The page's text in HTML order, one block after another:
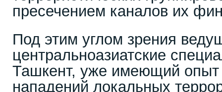
пресечением каналов их
Под этим углом зрения
центральноазиатские
Ташкент, уже имеющий
нападений локальных